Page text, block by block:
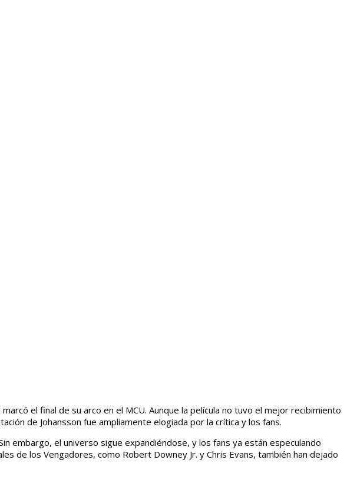
el final de su arco en el MCU. Aunque la película no tuvo el mejor recibimiento
de Johansson fue ampliamente elogiada por la crítica y los fans.
embargo, el universo sigue expandiéndose, y los fans ya están especulando
de los Vengadores, como Robert Downey Jr. y Chris Evans, también han dejado